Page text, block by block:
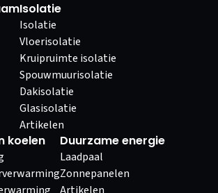
Isolatie
Isolatie
Vloerisolatie
Kruipruimte isolatie
Spouwmuurisolatie
Dakisolatie
Glasisolatie
Artikelen
koelen Duurzame energie
Laadpaal
Zonnepanelen